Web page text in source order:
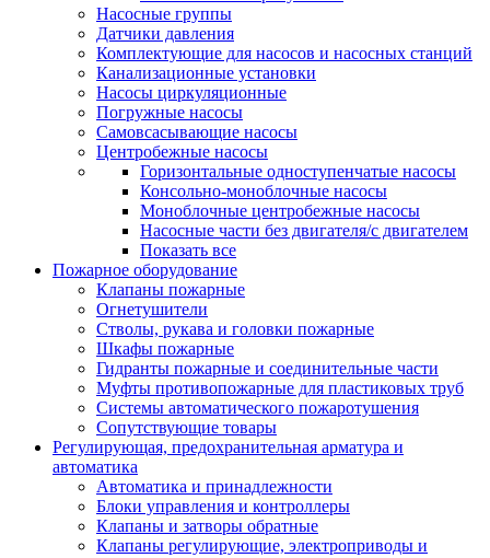
Насосные группы
Датчики давления
Комплектующие для насосов и насосных станций
Канализационные установки
Насосы циркуляционные
Погружные насосы
Самовсасывающие насосы
Центробежные насосы
Горизонтальные одноступенчатые насосы
Консольно-моноблочные насосы
Моноблочные центробежные насосы
Насосные части без двигателя/с двигателем
Показать все
Пожарное оборудование
Клапаны пожарные
Огнетушители
Стволы, рукава и головки пожарные
Шкафы пожарные
Гидранты пожарные и соединительные части
Муфты противопожарные для пластиковых труб
Системы автоматического пожаротушения
Сопутствующие товары
Регулирующая, предохранительная арматура и
автоматика
Автоматика и принадлежности
Блоки управления и контроллеры
Клапаны и затворы обратные
Клапаны регулирующие, электроприводы и